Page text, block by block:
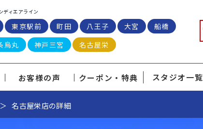
ディエアライン
東京駅前 町田 八王子 大宮
船橋
烏丸
神戸三宮 名古屋栄
お客様の声 クーポン・特典 スタジオ一覧
名古屋栄店の詳細